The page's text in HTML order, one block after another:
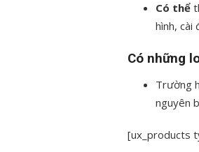
Có thể
hình, cài
Có những
Trường
nguyên
[ux_products